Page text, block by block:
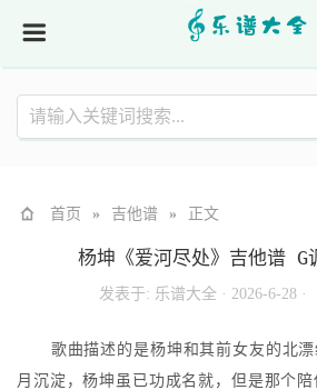
首页 » 吉他谱 » 正文
杨坤《爱河尽处》吉他谱 G
发表于: 乐谱大全 · 2026-6-28 ·
歌曲描述的是杨坤和其前女友的北
月沉淀，杨坤虽已功成名就，但是那个